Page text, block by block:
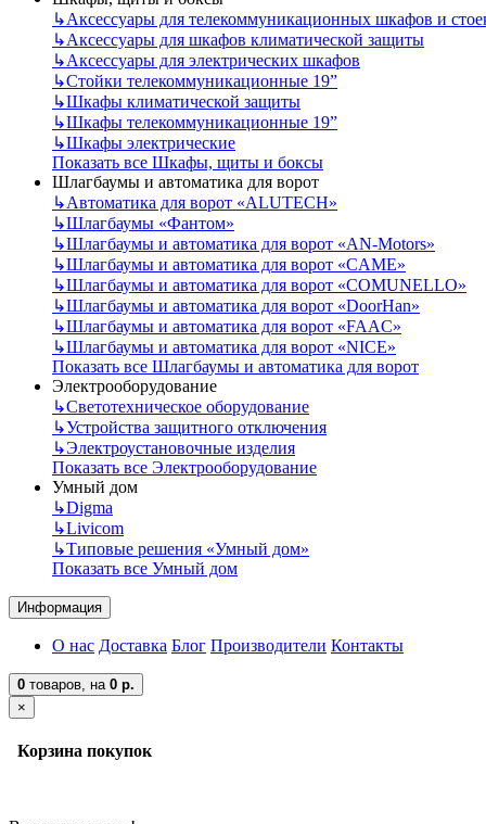
↳Аксессуары для телекоммуникационных шкафов и
↳Аксессуары для шкафов климатической защиты
↳Аксессуары для электрических шкафов
↳Стойки телекоммуникационные 19”
↳Шкафы климатической защиты
↳Шкафы телекоммуникационные 19”
↳Шкафы электрические
Показать все Шкафы, щиты и боксы
Шлагбаумы и автоматика для ворот
↳Автоматика для ворот «ALUTECH»
↳Шлагбаумы «Фантом»
↳Шлагбаумы и автоматика для ворот «AN-Motors»
↳Шлагбаумы и автоматика для ворот «CAME»
↳Шлагбаумы и автоматика для ворот «COMUNELLO»
↳Шлагбаумы и автоматика для ворот «DoorHan»
↳Шлагбаумы и автоматика для ворот «FAAC»
↳Шлагбаумы и автоматика для ворот «NICE»
Показать все Шлагбаумы и автоматика для ворот
Электрооборудование
↳Светотехническое оборудование
↳Устройства защитного отключения
↳Электроустановочные изделия
Показать все Электрооборудование
Умный дом
↳Digma
↳Livicom
↳Типовые решения «Умный дом»
Показать все Умный дом
Информация
О нас Доставка Блог Производители Контакты
0 товаров, на 0 р.
×
Корзина покупок